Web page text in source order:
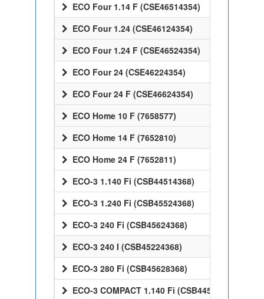
ECO Four 1.14 F (CSE46514354)
ECO Four 1.24 (CSE46124354)
ECO Four 1.24 F (CSE46524354)
ECO Four 24 (CSE46224354)
ECO Four 24 F (CSE46624354)
ECO Home 10 F (7658577)
ECO Home 14 F (7652810)
ECO Home 24 F (7652811)
ECO-3 1.140 Fi (CSB44514368)
ECO-3 1.240 Fi (CSB45524368)
ECO-3 240 Fi (CSB45624368)
ECO-3 240 I (CSB45224368)
ECO-3 280 Fi (CSB45628368)
ECO-3 COMPACT 1.140 Fi (CSB44514368)